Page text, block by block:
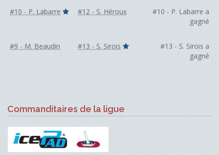
#10 - P. Labarre #12 - S. Héroux
#10 - P. Labarre a
gagné
#9 - M. Beaudin #13 - S. Sirois
#13 - S. Sirois a
gagné
Commanditaires de la ligue